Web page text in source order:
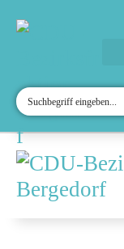
MOIN!